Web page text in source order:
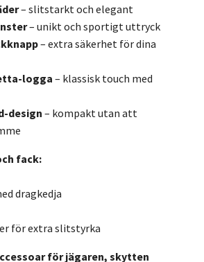
– slitstarkt och elegant
– unikt och sportigt uttryck
– extra säkerhet för dina
logga – klassisk touch med
design – kompakt utan att
fack:
dragkedja
för extra slitstyrka
för jägaren, skytten